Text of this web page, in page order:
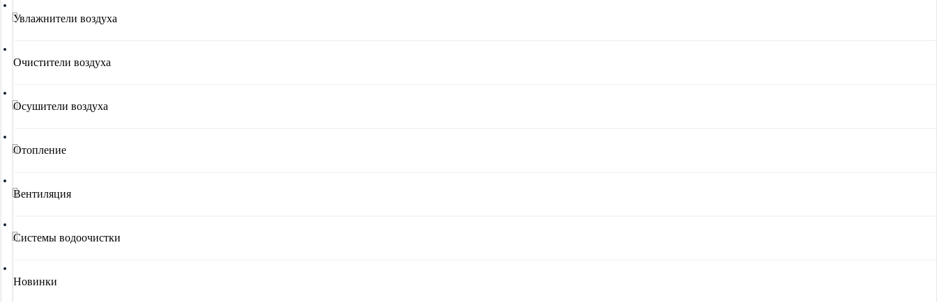
Увлажнители воздуха
Очистители воздуха
Осушители воздуха
Отопление
Вентиляция
Системы водоочистки
Новинки